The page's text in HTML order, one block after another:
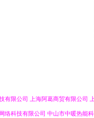
有限公司 上海阿葛商贸有限公司
络科技有限公司 中山市中暖热能